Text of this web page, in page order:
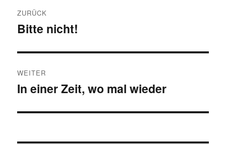
ZURÜCK
Vorheriger
Bitte nicht!
WEITER
Nächster
In einer Zeit, wo mal wieder